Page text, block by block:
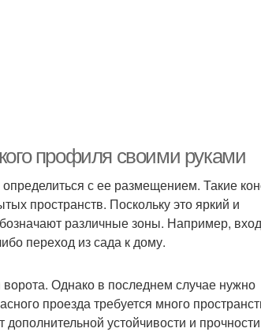
профиля своими руками
с ее размещением. Такие
пространств. Поскольку это яркий и
различные зоны. Например,
переход из сада к дому.
Однако в последнем случае нужно
проезда требуется много
дополнительной устойчивости и